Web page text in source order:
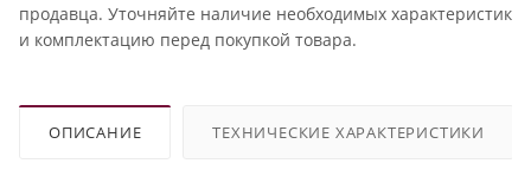
продавца. Уточняйте наличие необходимых характеристик
и комплектацию перед покупкой товара.
ОПИСАНИЕ ТЕХНИЧЕСКИЕ ХАРАКТЕРИСТИКИ